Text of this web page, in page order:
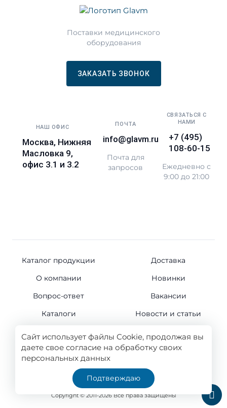
Сайт использует файлы Cookie, продолжая вы
даете свое согласие на обработку своих
персональных данных
Подтверждаю
Поставки медицинского
оборудования
ЗАКАЗАТЬ ЗВОНОК
НАШ ОФИС
Москва, Нижняя
Масловка 9,
офис 3.1 и 3.2
ПОЧТА
info@glavm.ru
Почта для
запросов
СВЯЗАТЬСЯ С
НАМИ
+7 (495)
108-60-15
Ежедневно с
9:00 до 21:00
Каталог продукции
Доставка
О компании
Новинки
Вопрос-ответ
Вакансии
Каталоги
Новости и статьи
© 2011-2026
Все права защищены
Copyright © 2011-2026 Все права защищены